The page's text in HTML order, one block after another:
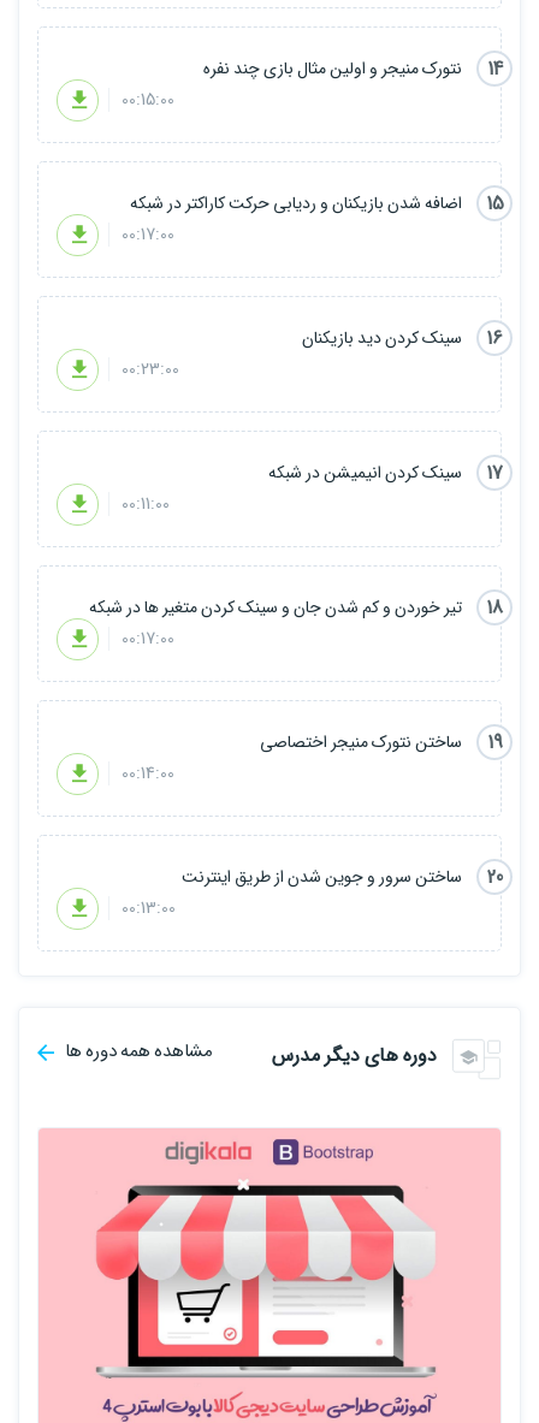
14
نتورک منیجر و اولین مثال بازی چند نفره
00:15:00
15
اضافه شدن بازیکنان و ردیابی حرکت کاراکتر در شبکه
00:17:00
16
سینک کردن دید بازیکنان
00:23:00
17
سینک کردن انیمیشن در شبکه
00:11:00
18
تیر خوردن و کم شدن جان و سینک کردن متغیر ها در شبکه
00:17:00
19
ساختن نتورک منیجر اختصاصی
00:14:00
20
ساختن سرور و جوین شدن از طریق اینترنت
00:13:00
دوره های دیگر مدرس مشاهده همه دوره ها